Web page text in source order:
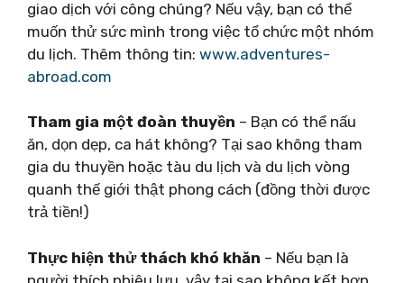
giao dịch với công chúng? Nếu vậy, bạn có thể
muốn thử sức mình trong việc tổ chức một nhóm
du lịch. Thêm thông tin: www.adventures-
abroad.com
Tham gia một đoàn thuyền – Bạn có thể nấu
ăn, dọn dẹp, ca hát không? Tại sao không tham
gia du thuyền hoặc tàu du lịch và du lịch vòng
quanh thế giới thật phong cách (đồng thời được
trả tiền!)
Thực hiện thử thách khó khăn – Nếu bạn là